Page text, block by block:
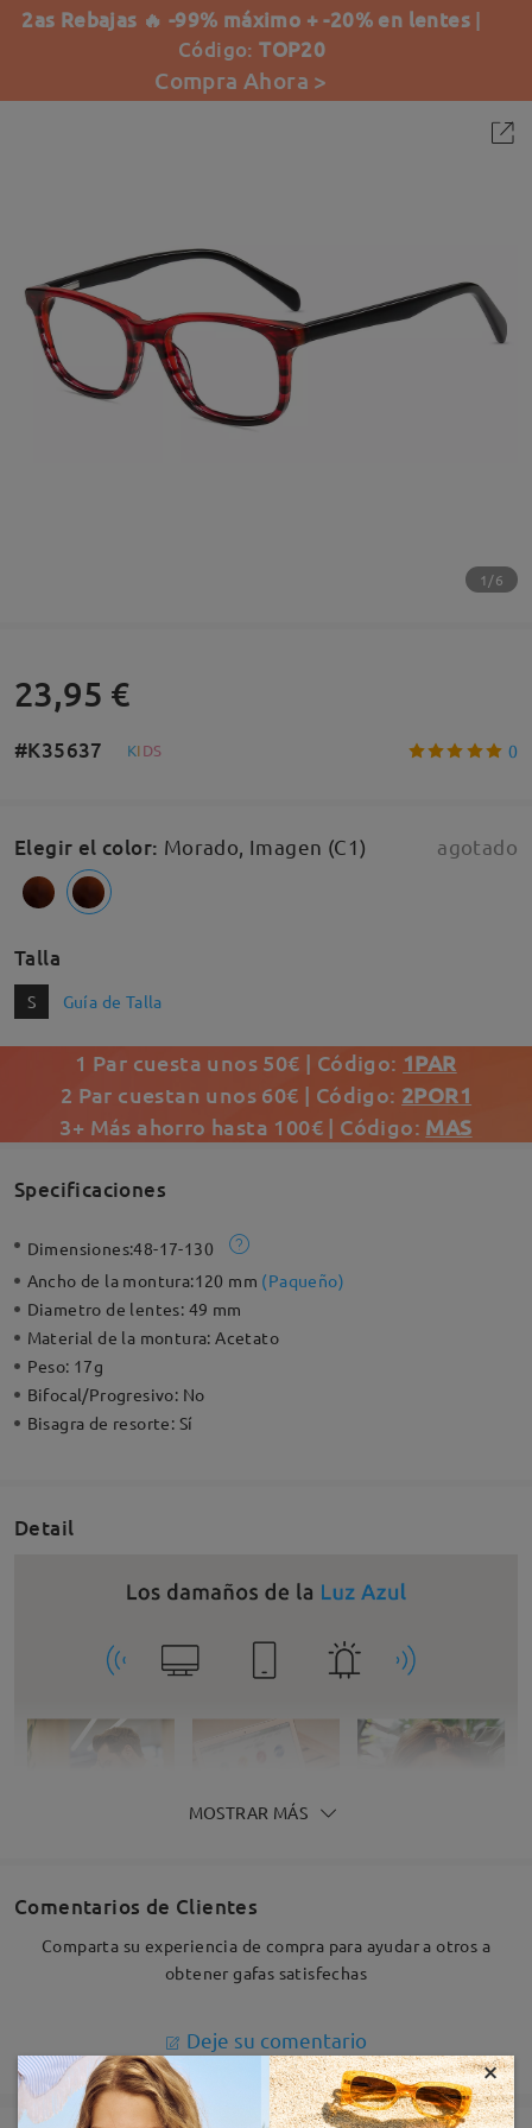
2as Rebajas 🔥 -99% máximo + -20% en lentes |
Código:TOP20
Compra Ahora >
1/6
23,95 €
#K35637 KIDS 0
Elegir el color: Morado, Imagen (C1) agotado
Talla
S Guía de Talla
1 Par cuesta unos 50€ | Código: 1PAR
2 Par cuestan unos 60€ | Código: 2POR1
3+ Más ahorro hasta 100€ | Código: MAS
Specificaciones
Dimensiones:48-17-130
Ancho de la montura:120 mm (Paqueño)
Diametro de lentes: 49 mm
Material de la montura:Acetato
Peso: 17g
Bifocal/Progresivo: No
Bisagra de resorte: Sí
Detail
MOSTRAR MÁS
Comentarios de Clientes
Comparta su experiencia de compra para ayudar a otros a
obtener gafas satisfechas
Deje su comentario
×